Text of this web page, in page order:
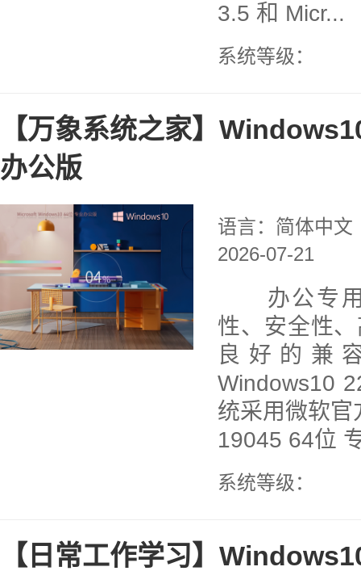
3.5 和 Micr...
系统等级：
【万象系统之家】
办公版
语言：简体中文
2026-07-21
办公专用
性、安全性
良好的兼
Windows10
统采用微软
19045 64位
系统等级：
【日常工作学习】